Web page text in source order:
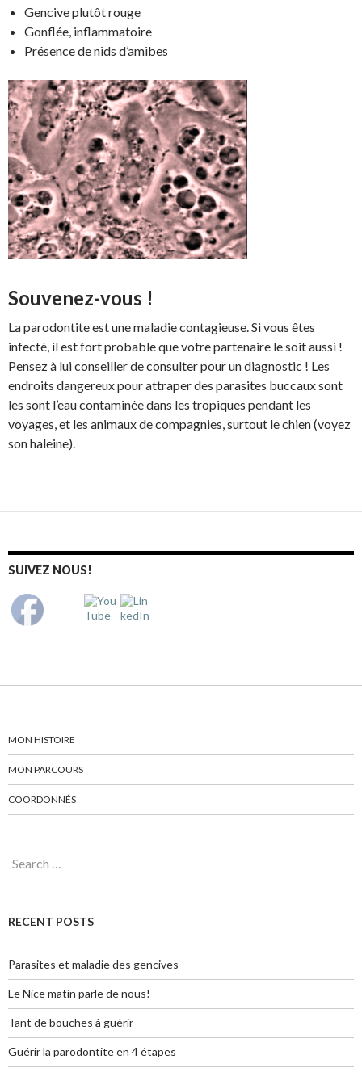
Gencive plutôt rouge
Gonflée, inflammatoire
Présence de nids d’amibes
Souvenez-vous !
La parodontite est une maladie contagieuse. Si vous êtes
infecté, il est fort probable que votre partenaire le soit aussi !
Pensez à lui conseiller de consulter pour un diagnostic ! Les
endroits dangereux pour attraper des parasites buccaux sont
les sont l’eau contaminée dans les tropiques pendant les
voyages, et les animaux de compagnies, surtout le chien (voyez
son haleine).
SUIVEZ NOUS!
MON HISTOIRE
MON PARCOURS
COORDONNÉS
Search for:
RECENT POSTS
Parasites et maladie des gencives
Le Nice matin parle de nous!
Tant de bouches à guérir
Guérir la parodontite en 4 étapes